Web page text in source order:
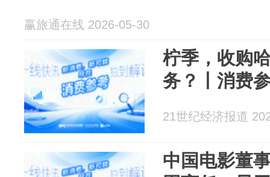
赢旅通在线 2026-05-30
柠季，收购
务？丨消费
21世纪经济报道
中国电影董